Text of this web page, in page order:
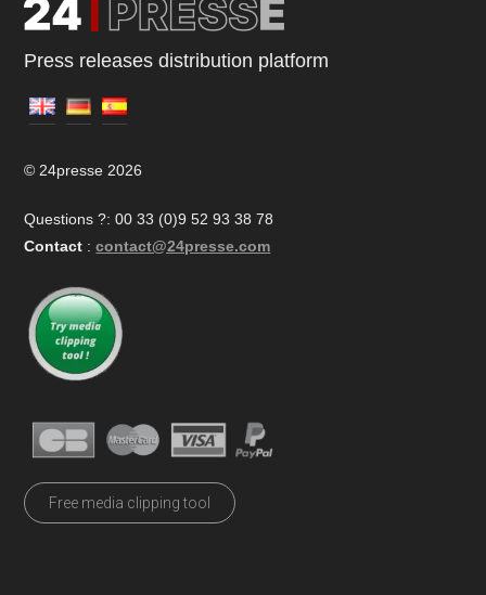
Press releases distribution platform
© 24presse 2026
Questions ?: 00 33 (0)9 52 93 38 78
Contact : contact@24presse.com
Free media clipping tool